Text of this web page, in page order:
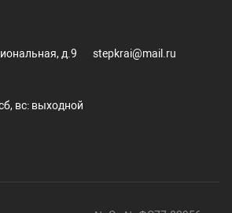
д.9 stepkrai@mail.ru
вс: выходной